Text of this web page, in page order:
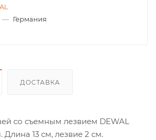
— Германия
ДОСТАВКА
со съемным лезвием DEWAL
Длина 13 см, лезвие 2 см.